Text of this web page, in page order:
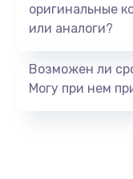
оригинальные
или аналоги?
Возможен ли
Могу при нем